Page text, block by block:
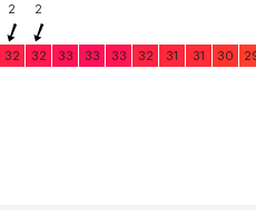
2 2
32 32 33 33 33 32 31 31 30